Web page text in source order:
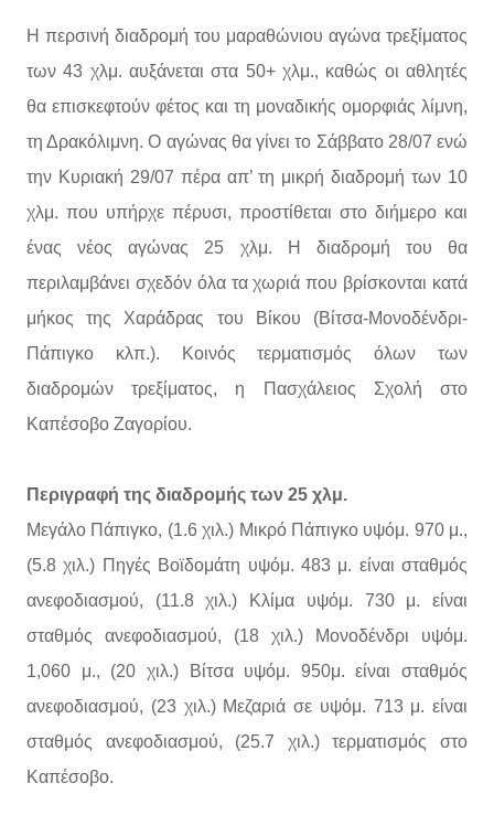
Η περσινή διαδρομή του μαραθώνιου αγώνα τρεξίματος
των 43 χλμ. αυξάνεται στα 50+ χλμ., καθώς οι αθλητές
θα επισκεφτούν φέτος και τη μοναδικής ομορφιάς λίμνη,
τη Δρακόλιμνη. Ο αγώνας θα γίνει το Σάββατο 28/07 ενώ
την Κυριακή 29/07 πέρα απ’ τη μικρή διαδρομή των 10
χλμ. που υπήρχε πέρυσι, προστίθεται στο διήμερο και
ένας νέος αγώνας 25 χλμ. Η διαδρομή του θα
περιλαμβάνει σχεδόν όλα τα χωριά που βρίσκονται κατά
μήκος της Χαράδρας του Βίκου (Βίτσα-Μονοδένδρι-
Πάπιγκο κλπ.). Κοινός τερματισμός όλων των
διαδρομών τρεξίματος, η Πασχάλειος Σχολή στο
Καπέσοβο Ζαγορίου.
Περιγραφή της διαδρομής των 25 χλμ.
Μεγάλο Πάπιγκο, (1.6 χιλ.) Μικρό Πάπιγκο υψόμ. 970 μ.,
(5.8 χιλ.) Πηγές Βοϊδομάτη υψόμ. 483 μ. είναι σταθμός
ανεφοδιασμού, (11.8 χιλ.) Κλίμα υψόμ. 730 μ. είναι
σταθμός ανεφοδιασμού, (18 χιλ.) Μονοδένδρι υψόμ.
1,060 μ., (20 χιλ.) Βίτσα υψόμ. 950μ. είναι σταθμός
ανεφοδιασμού, (23 χιλ.) Μεζαριά σε υψόμ. 713 μ. είναι
σταθμός ανεφοδιασμού, (25.7 χιλ.) τερματισμός στο
Καπέσοβο.